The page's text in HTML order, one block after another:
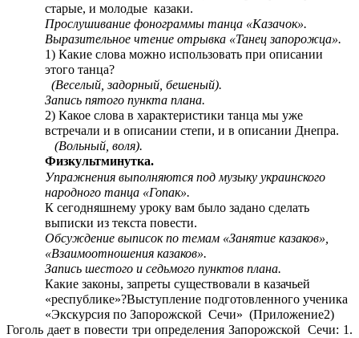
старые, и молодые казаки.
Прослушивание фонограммы танца «Казачок».
Выразительное чтение отрывка «Танец запорожца».
1) Какие слова можно использовать при описании
этого танца?
(Веселый, задорный, бешеный).
Запись пятого пункта плана.
2) Какое слова в характеристики танца мы уже
встречали и в описании степи, и в описании Днепра.
(Вольный, воля).
Физкультминутка.
Упражнения выполняются под музыку украинского
народного танца «Гопак».
К сегодняшнему уроку вам было задано сделать
выписки из текста повести.
Обсуждение выписок по темам «Занятие казаков»,
«Взаимоотношения казаков».
Запись шестого и седьмого пунктов плана.
Какие законы, запреты существовали в казачьей
«республике»?Выступление подготовленного ученика
«Экскурсия по Запорожской Сечи» (Приложение2)
Гоголь дает в повести три определения Запорожской Сечи: 1.